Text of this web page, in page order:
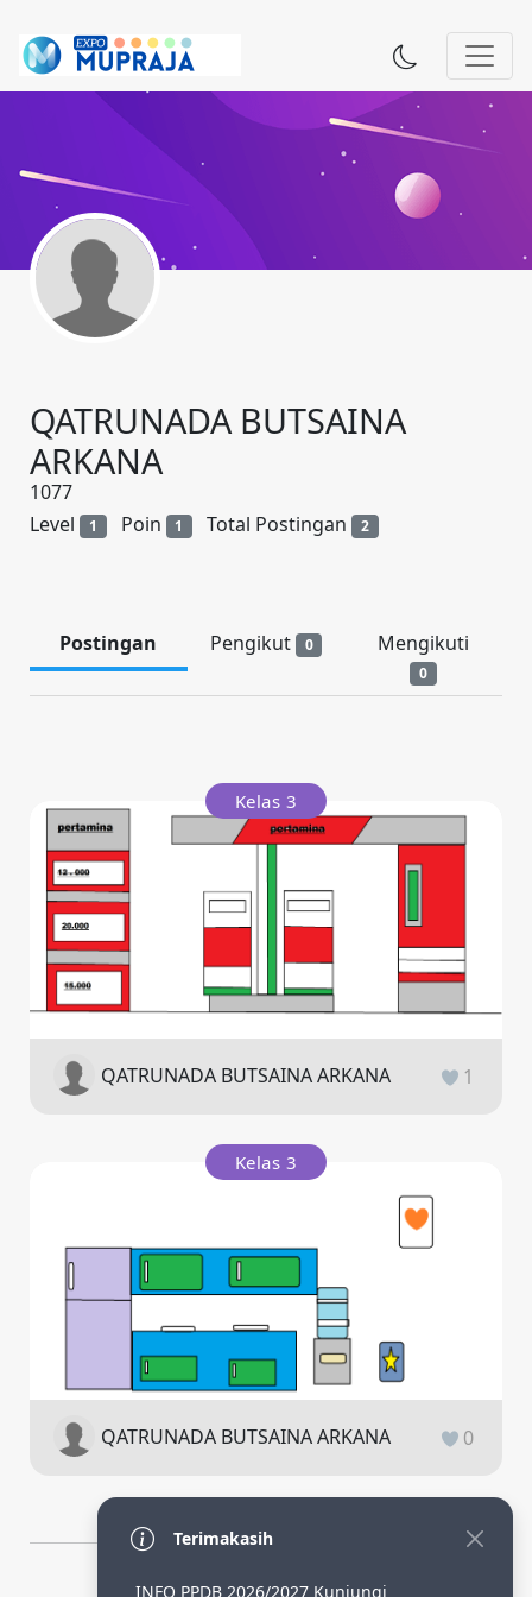
QATRUNADA BUTSAINA
ARKANA
1077
Level
1 Poin 1 Total Postingan 2
Postingan Pengikut 0 Mengikuti
0
Kelas 3
QATRUNADA BUTSAINA ARKANA 1
Kelas 3
QATRUNADA BUTSAINA ARKANA 0
Terimakasih
INFO PPDB 2026/2027 Kunjungi